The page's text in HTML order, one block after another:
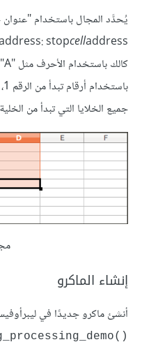
يُحدَّد المجال باستخدام "عنوان
stopcell
جميع الخلايا التي تبدأ من الخلية (1,1) إلى الخلية (4,5)
إنشاء الماكرو
أنشئ ماكرو جديدًا في